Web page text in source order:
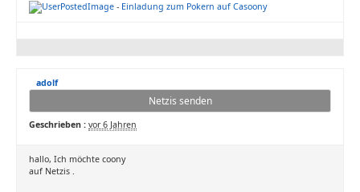
- Einladung zum Pokern auf Casoony
adolf
Netzis senden
Geschrieben : vor 6 Jahren
hallo, Ich möchte coony
auf Netzis .